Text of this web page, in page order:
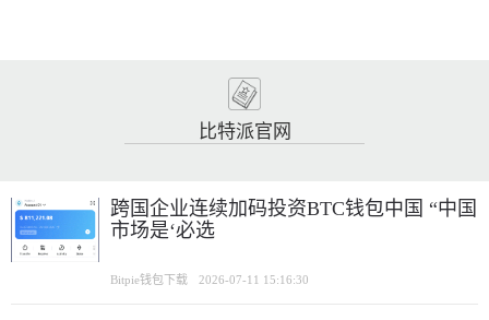
比特派官网
跨国企业连续加码投资BTC钱包中国 “中国
市场是‘必选
Bitpie钱包下载 2026-07-11 15:16:30